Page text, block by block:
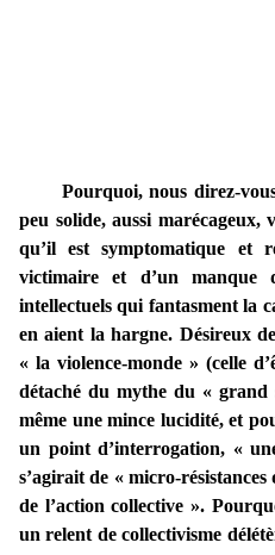
Pourquoi, nous direz-vous,
peu solide, aussi marécageux,
qu’il est symptomatique et
victimaire et d’un manque
intellectuels qui fantasment la
en aient la hargne. Désireux
« la violence-monde » (celle
détaché du mythe du «
même une mince lucidité, et
un point d’interrogation, «
s’agirait de « micro-
de l’action collective ».
un relent de collectivisme